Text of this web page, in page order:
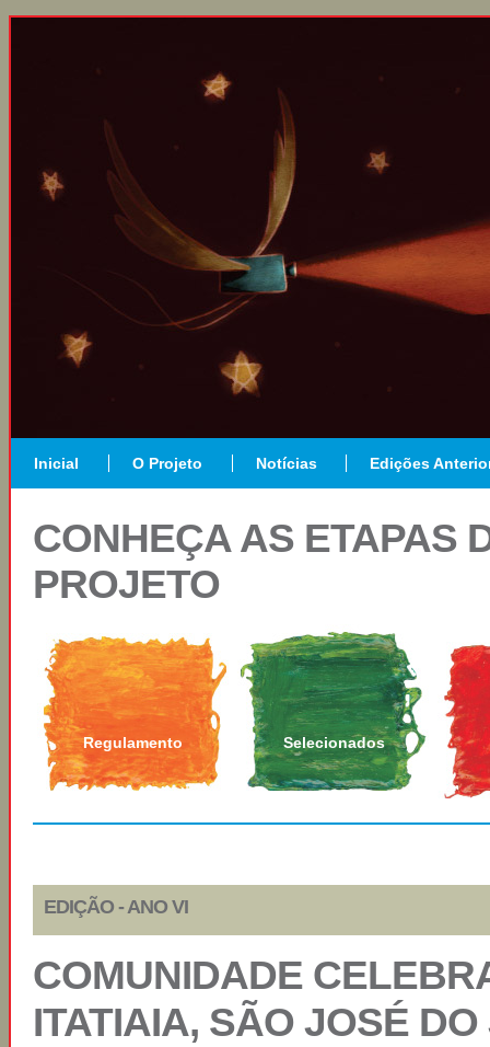
Inicial O Projeto Notícias Edições
CONHEÇA AS ETAPAS
PROJETO
Regulamento Selecionados
EDIÇÃO - ANO VI
COMUNIDADE
ITATIAIA, SÃO JOSÉ